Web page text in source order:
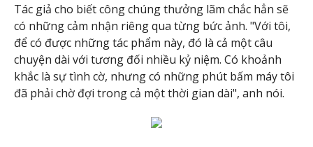
Tác giả cho biết công chúng thưởng lãm chắc hẳn sẽ
có những cảm nhận riêng qua từng bức ảnh. "Với tôi,
để có được những tác phẩm này, đó là cả một câu
chuyện dài với tương đối nhiều kỷ niệm. Có khoảnh
khắc là sự tình cờ, nhưng có những phút bấm máy tôi
đã phải chờ đợi trong cả một thời gian dài", anh nói.